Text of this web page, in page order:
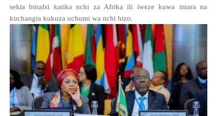
sekta binafsi katika nchi za Afrika ili iweze kuwa imara na
kuchangia kukuza uchumi wa nchi hizo.